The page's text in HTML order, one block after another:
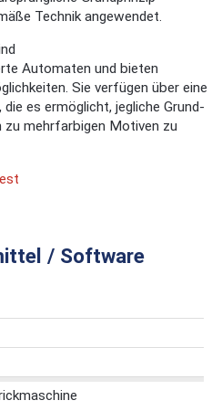
Technik angewendet.
Automaten und bieten
Sie verfügen über eine
es ermöglicht, jegliche Grund-
zu mehrfarbigen Motiven zu
/ Software